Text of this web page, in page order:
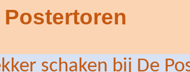
schaken bij De